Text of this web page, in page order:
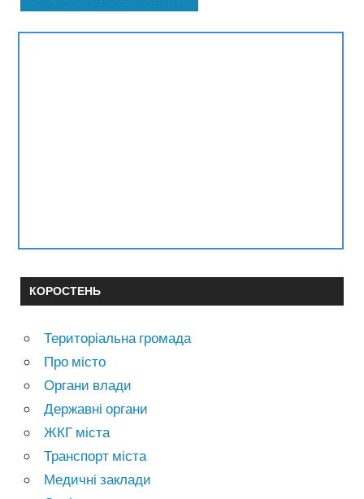
КОРОСТЕНЬ
Територіальна громада
Про місто
Органи влади
Державні органи
ЖКГ міста
Транспорт міста
Медичні заклади